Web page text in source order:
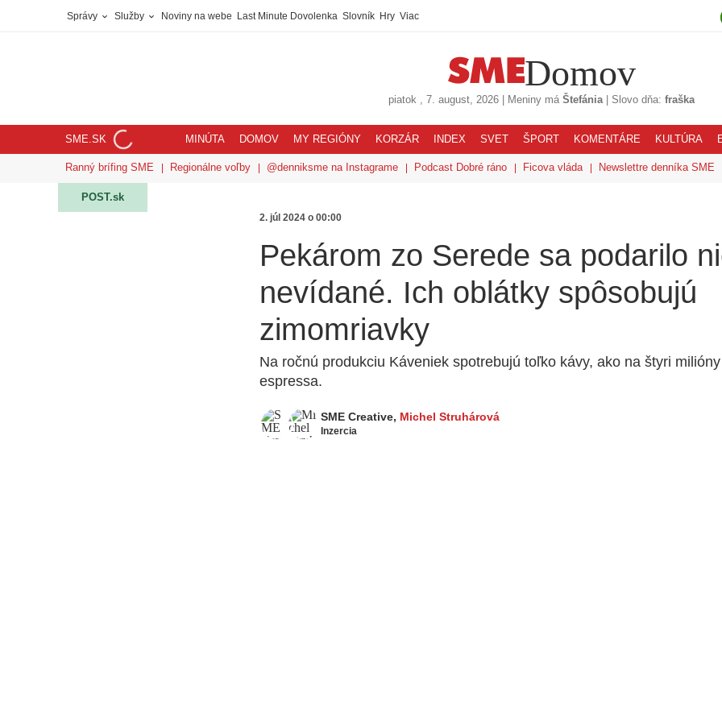
Správy Služby Noviny na webe Last Minute Dovolenka Slovník Hry Viac
Domov
piatok , 7. august, 2026 Meniny má Štefánia| Slovo dňa: fraška
SME.SK MINÚTA DOMOV MY REGIÓNY KORZÁR INDEX SVET ŠPORT KOMENTÁRE KULTÚRA
Ranný brífing SME Regionálne voľby @denniksme na Instagrame Podcast Dobré ráno Ficova vláda Newslettre denníka SME
POST.sk
2. júl 2024 o 00:00
Pekárom zo Serede sa podarilo
nevídané. Ich oblátky spôsobujú
zimomriavky
Na ročnú produkciu Káveniek spotrebujú toľko kávy, ako na štyri
espressa.
SME Creative, Michel Struhárová
Inzercia